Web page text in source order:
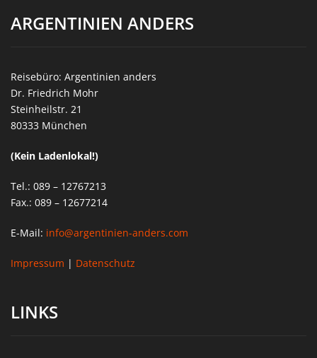
ARGENTINIEN ANDERS
Reisebüro: Argentinien anders
Dr. Friedrich Mohr
Steinheilstr. 21
80333 München
(Kein Ladenlokal!)
Tel.: 089 – 12767213
Fax.: 089 – 12677214
E-Mail: info@argentinien-anders.com
Impressum | Datenschutz
LINKS